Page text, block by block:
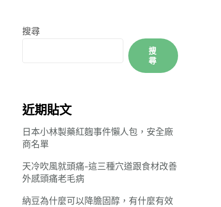
搜尋
搜
尋
近期貼文
日本小林製藥紅麴事件懶人包，安全廠
商名單
天冷吹風就頭痛-這三種穴道跟食材改善
外感頭痛老毛病
納豆為什麼可以降膽固醇，有什麼有效